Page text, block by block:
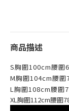
商品描述
S胸圍100cm腰圍
M胸圍104cm腰圍
L胸圍108cm腰圍
XL胸圍112cm腰圍